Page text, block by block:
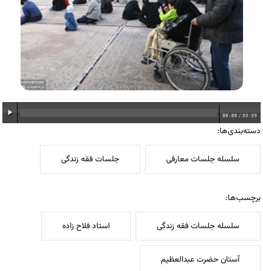
00:00 / 00:00
دسته‌بندی‌ها:
سلسله جلسات معارفی جلسات فقه زندگی
برچسب‌ها:
سلسله جلسات فقه زندگی استاد فلاح زاده
آستان حضرت عبدالعظیم